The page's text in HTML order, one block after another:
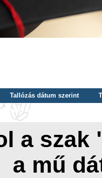
Tallózás dátum szerint
nyelv szerint
a szak
a mű